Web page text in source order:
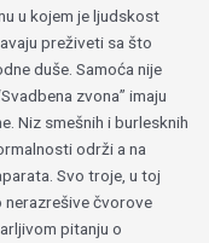
u kojem je ljudskost
preživeti sa što
duše. Samoća nije
zvona” imaju
Niz smešnih i burlesknih
održi a na
Svo troje, u toj
nerazrešive čvorove
pitanju o